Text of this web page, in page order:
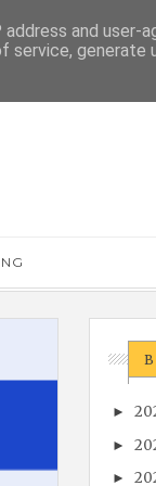
►
►
►
and user-
service, generate